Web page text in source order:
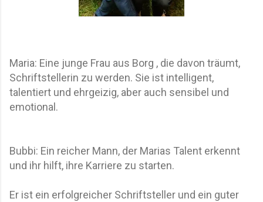
Maria: Eine junge Frau aus Borg , die davon träumt,
Schriftstellerin zu werden. Sie ist intelligent,
talentiert und ehrgeizig, aber auch sensibel und
emotional.
Bubbi: Ein reicher Mann, der Marias Talent erkennt
und ihr hilft, ihre Karriere zu starten.
Er ist ein erfolgreicher Schriftsteller und ein guter